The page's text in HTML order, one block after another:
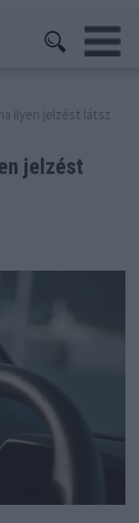
ilyen jelzést látsz
jelzést